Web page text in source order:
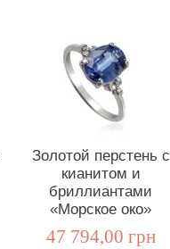
Золотой перстень с
кианитом и
бриллиантами
«Морское око»
47 794,00 грн